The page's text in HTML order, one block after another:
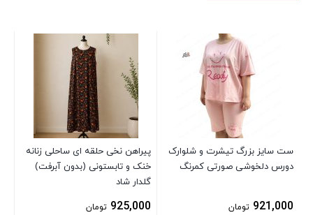
ست سایز بزرگ تیشرت و شلوارک
دورس دلخوشی صورتی کمرنگ
921,000 تومان
پیراهن نخی حلقه ای ساحلی زنانه
خنک و تابستونی (بدون آبرفت)
گلدار شاد
925,000 تومان